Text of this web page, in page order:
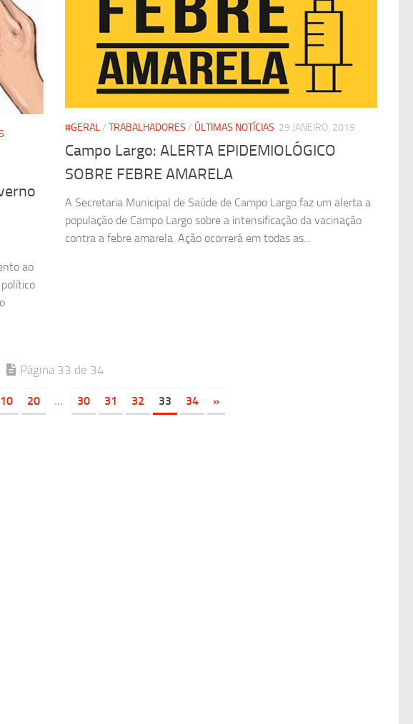
ao
#GERAL/ TRABALHADORES / ÚLTIMAS NOTÍCIAS 29 JANEIRO, 2019
Campo Largo: ALERTA EPIDEMIOLÓGICO
SOBRE FEBRE AMARELA
A Secretaria Municipal de Saúde de Campo Largo faz um alerta a
população de Campo Largo sobre a intensificação da vacinação
contra a febre amarela. Ação ocorrerá em todas as...
Página 33 de 34
10 20 ... 30 31 32 33 34 »